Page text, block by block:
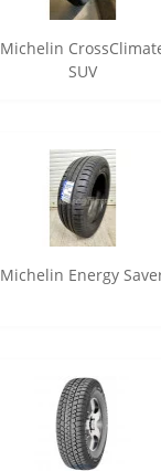
Michelin
SUV
Michelin Energy